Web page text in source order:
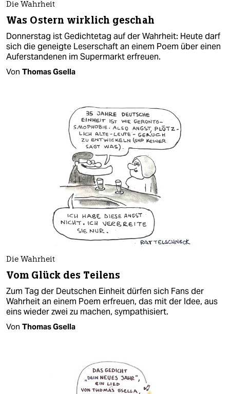
Die Wahrheit
Was Ostern wirklich geschah
Donnerstag ist Gedichtetag auf der Wahrheit: Heute darf
sich die geneigte Leserschaft an einem Poem über einen
Auferstandenen im Supermarkt erfreuen.
Von Thomas Gsella
Die Wahrheit
Vom Glück des Teilens
Zum Tag der Deutschen Einheit dürfen sich Fans der
Wahrheit an einem Poem erfreuen, das mit der Idee, aus
eins wieder zwei zu machen, sympathisiert.
Von Thomas Gsella